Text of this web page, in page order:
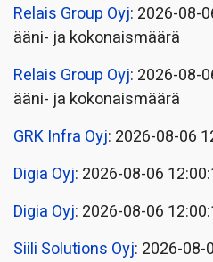
Relais Group Oyj: 2026-08-
ääni- ja kokonaismäärä
Relais Group Oyj: 2026-08-
ääni- ja kokonaismäärä
GRK Infra Oyj: 2026-08-06
Digia Oyj: 2026-08-06
Digia Oyj: 2026-08-06
Siili Solutions Oyj: 2026-08-